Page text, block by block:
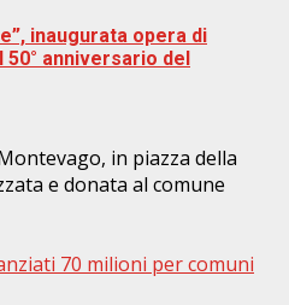
inaugurata opera di
anniversario del
in piazza della
e donata al comune
70 milioni per comuni